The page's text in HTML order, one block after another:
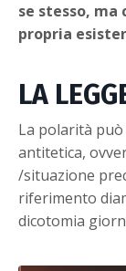
se stesso,
propria
LA
La polarità
antitetica,
/situazione
riferimento
dicotomia